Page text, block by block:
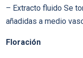
– Extracto fluido Se
añadidas a medio
Floración